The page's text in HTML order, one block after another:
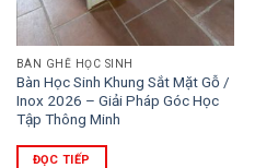
BÀN GHẾ HỌC SINH
Bàn Học Sinh Khung Sắt Mặt Gỗ /
Inox 2026 – Giải Pháp Góc Học
Tập Thông Minh
ĐỌC TIẾP